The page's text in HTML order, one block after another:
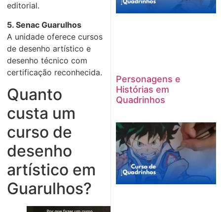
editorial.
5. Senac Guarulhos
A unidade oferece cursos
de desenho artístico e
desenho técnico com
certificação reconhecida.
Quanto
custa um
curso de
desenho
artístico em
Guarulhos?
Personagens e
Histórias em
Quadrinhos